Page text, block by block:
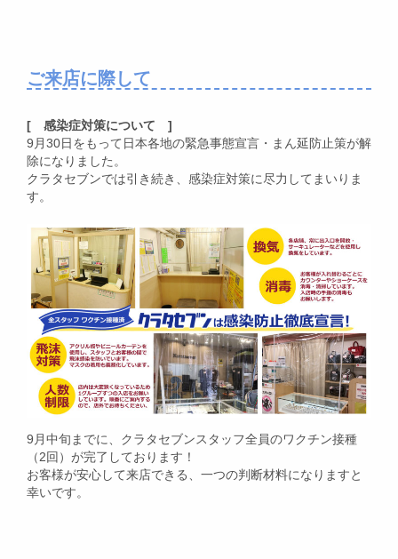
ご来店に際して
[ 感染症対策について ]
9月30日をもって日本各地の緊急事態宣言・まん延防止策が解
除になりました。
クラタセブンでは引き続き、感染症対策に尽力してまいりま
す。
9月中旬までに、クラタセブンスタッフ全員のワクチン接種
（2回）が完了しております！
お客様が安心して来店できる、一つの判断材料になりますと
幸いです。